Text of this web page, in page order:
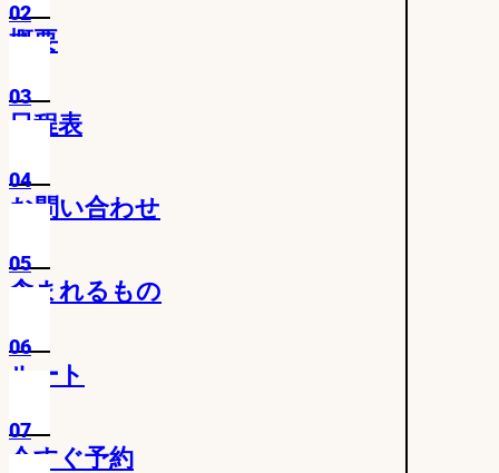
02
概要
03
日程表
04
お問い合わせ
05
含まれるもの
06
ルート
07
今すぐ予約